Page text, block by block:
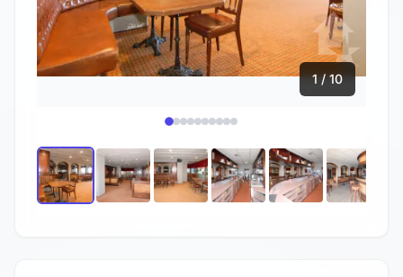
1 / 10